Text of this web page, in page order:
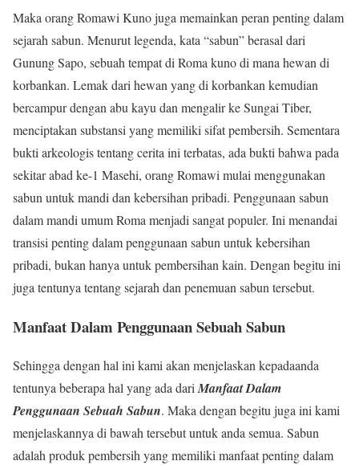
Maka orang Romawi Kuno juga memainkan peran penting dalam
sejarah sabun. Menurut legenda, kata “sabun” berasal dari
Gunung Sapo, sebuah tempat di Roma kuno di mana hewan di
korbankan. Lemak dari hewan yang di korbankan kemudian
bercampur dengan abu kayu dan mengalir ke Sungai Tiber,
menciptakan substansi yang memiliki sifat pembersih. Sementara
bukti arkeologis tentang cerita ini terbatas, ada bukti bahwa pada
sekitar abad ke-1 Masehi, orang Romawi mulai menggunakan
sabun untuk mandi dan kebersihan pribadi. Penggunaan sabun
dalam mandi umum Roma menjadi sangat populer. Ini menandai
transisi penting dalam penggunaan sabun untuk kebersihan
pribadi, bukan hanya untuk pembersihan kain. Dengan begitu ini
juga tentunya tentang sejarah dan penemuan sabun tersebut.
Manfaat Dalam Penggunaan Sebuah Sabun
Sehingga dengan hal ini kami akan menjelaskan kepadaanda
tentunya beberapa hal yang ada dariManfaat Dalam
Penggunaan Sebuah Sabun. Maka dengan begitu juga ini kami
menjelaskannya di bawah tersebut untuk anda semua. Sabun
adalah produk pembersih yang memiliki manfaat penting dalam